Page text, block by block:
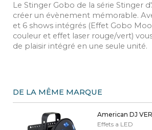
Le Stinger Gobo de la série Stinger
créer un évènement mémorable.
et 6 shows intégrés (Effet Gobo
couleur et effet laser rouge/vert)
de plaisir intégré en une seule unité.
DE LA MÊME MARQUE
American DJ
Effets a LED